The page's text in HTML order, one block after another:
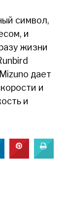
символ,
и
жизни
дает
и
и